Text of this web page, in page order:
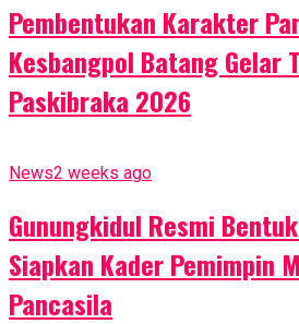
Pembentukan Karakter
Kesbangpol Batang Gelar
Paskibraka 2026
News2 weeks ago
Gunungkidul Resmi
Siapkan Kader Pemimpin
Pancasila